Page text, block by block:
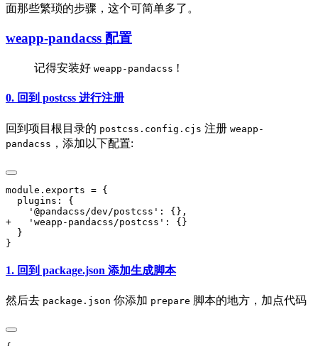
面那些繁琐的步骤，这个可简单多了。
weapp-pandacss 配置
记得安装好 weapp-pandacss !
0. 回到 postcss 进行注册
回到项目根目录的 postcss.config.cjs 注册 weapp-
pandacss ，添加以下配置:
1. 回到 package.json 添加生成脚本
然后去 package.json 你添加 prepare 脚本的地方，加点代码